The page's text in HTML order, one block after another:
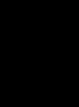
такси в Шполе
такси в
такси в
такси в
такси в